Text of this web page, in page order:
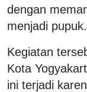
dengan
menjadi pupuk.
Kegiatan
Kota
ini terjadi